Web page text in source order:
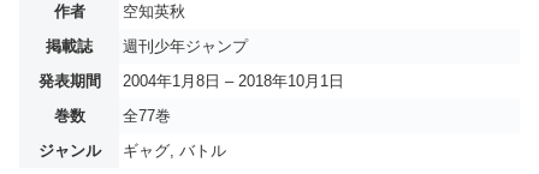
作者
空知英秋
掲載誌
週刊少年ジャンプ
発表期間
2004年1月8日 – 2018年10月1日
巻数
全77巻
ジャンル
ギャグ, バトル